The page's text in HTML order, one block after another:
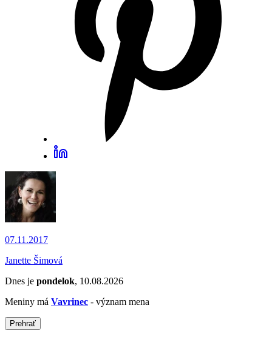
07.11.2017
Janette Šimová
Dnes je pondelok, 10.08.2026
Meniny má Vavrinec - význam mena
Prehrať